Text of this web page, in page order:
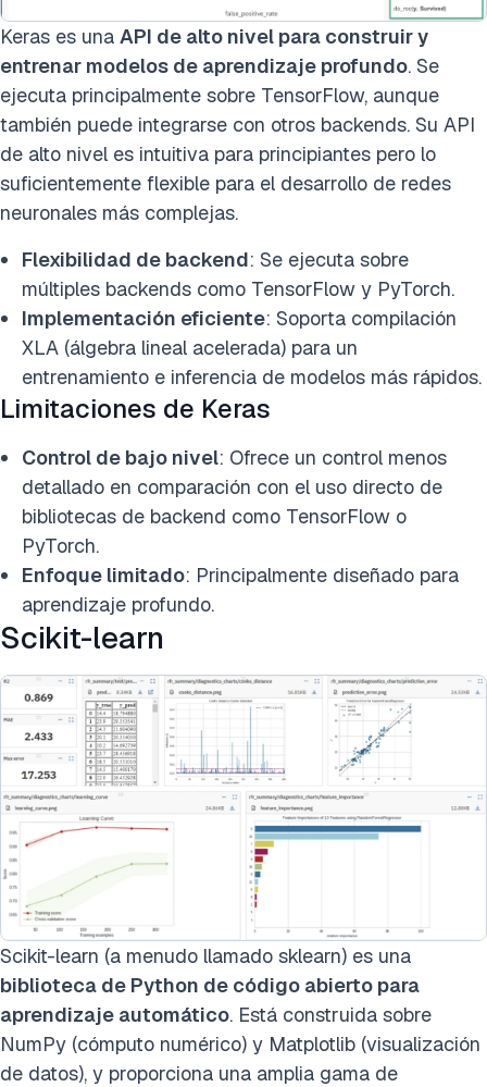
Keras es una API de alto nivel para construir y
entrenar modelos de aprendizaje profundo. Se
ejecuta principalmente sobre TensorFlow, aunque
también puede integrarse con otros backends. Su API
de alto nivel es intuitiva para principiantes pero lo
suficientemente flexible para el desarrollo de redes
neuronales más complejas.
Flexibilidad de backend: Se ejecuta sobre
múltiples backends como TensorFlow y PyTorch.
Implementación eficiente: Soporta compilación
XLA (álgebra lineal acelerada) para un
entrenamiento e inferencia de modelos más rápidos.
Limitaciones de Keras
Control de bajo nivel: Ofrece un control menos
detallado en comparación con el uso directo de
bibliotecas de backend como TensorFlow o
PyTorch.
Enfoque limitado: Principalmente diseñado para
aprendizaje profundo.
Scikit-learn
Scikit-learn (a menudo llamado sklearn) es una
biblioteca de Python de código abierto para
aprendizaje automático. Está construida sobre
NumPy (cómputo numérico) y Matplotlib (visualización
de datos), y proporciona una amplia gama de